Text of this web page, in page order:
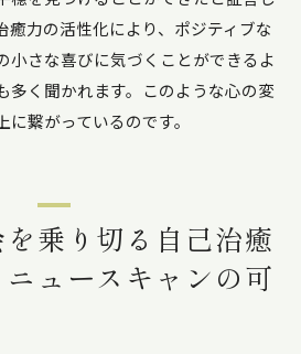
癒力の活性化により、ポジティブな
小さな喜びに気づくことができるよ
多く聞かれます。このような心の変
繋がっているのです。
乗り切る自己治癒
ュースキャンの可